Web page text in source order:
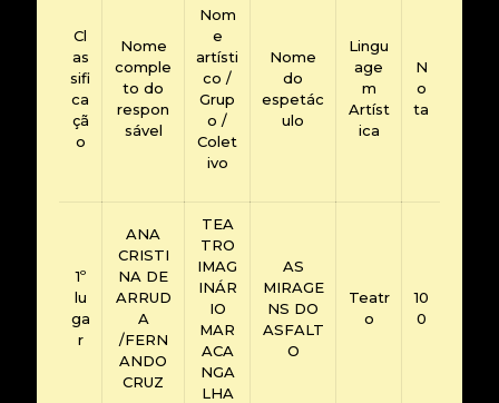
Cl
as
sifi
ca
çã
o
Nome
comple
to do
respon
sável
Nom
e
artísti
co /
Grup
o /
Colet
ivo
Nome
do
espetác
ulo
Lingu
age
m
Artíst
ica
N
o
ta
1º
lu
ga
r
ANA
CRISTI
NA DE
ARRUD
A
/FERN
ANDO
CRUZ
TEA
TRO
IMAG
INÁR
IO
MAR
ACA
NGA
LHA
AS
MIRAGE
NS DO
ASFALT
O
Teatr
o
10
0